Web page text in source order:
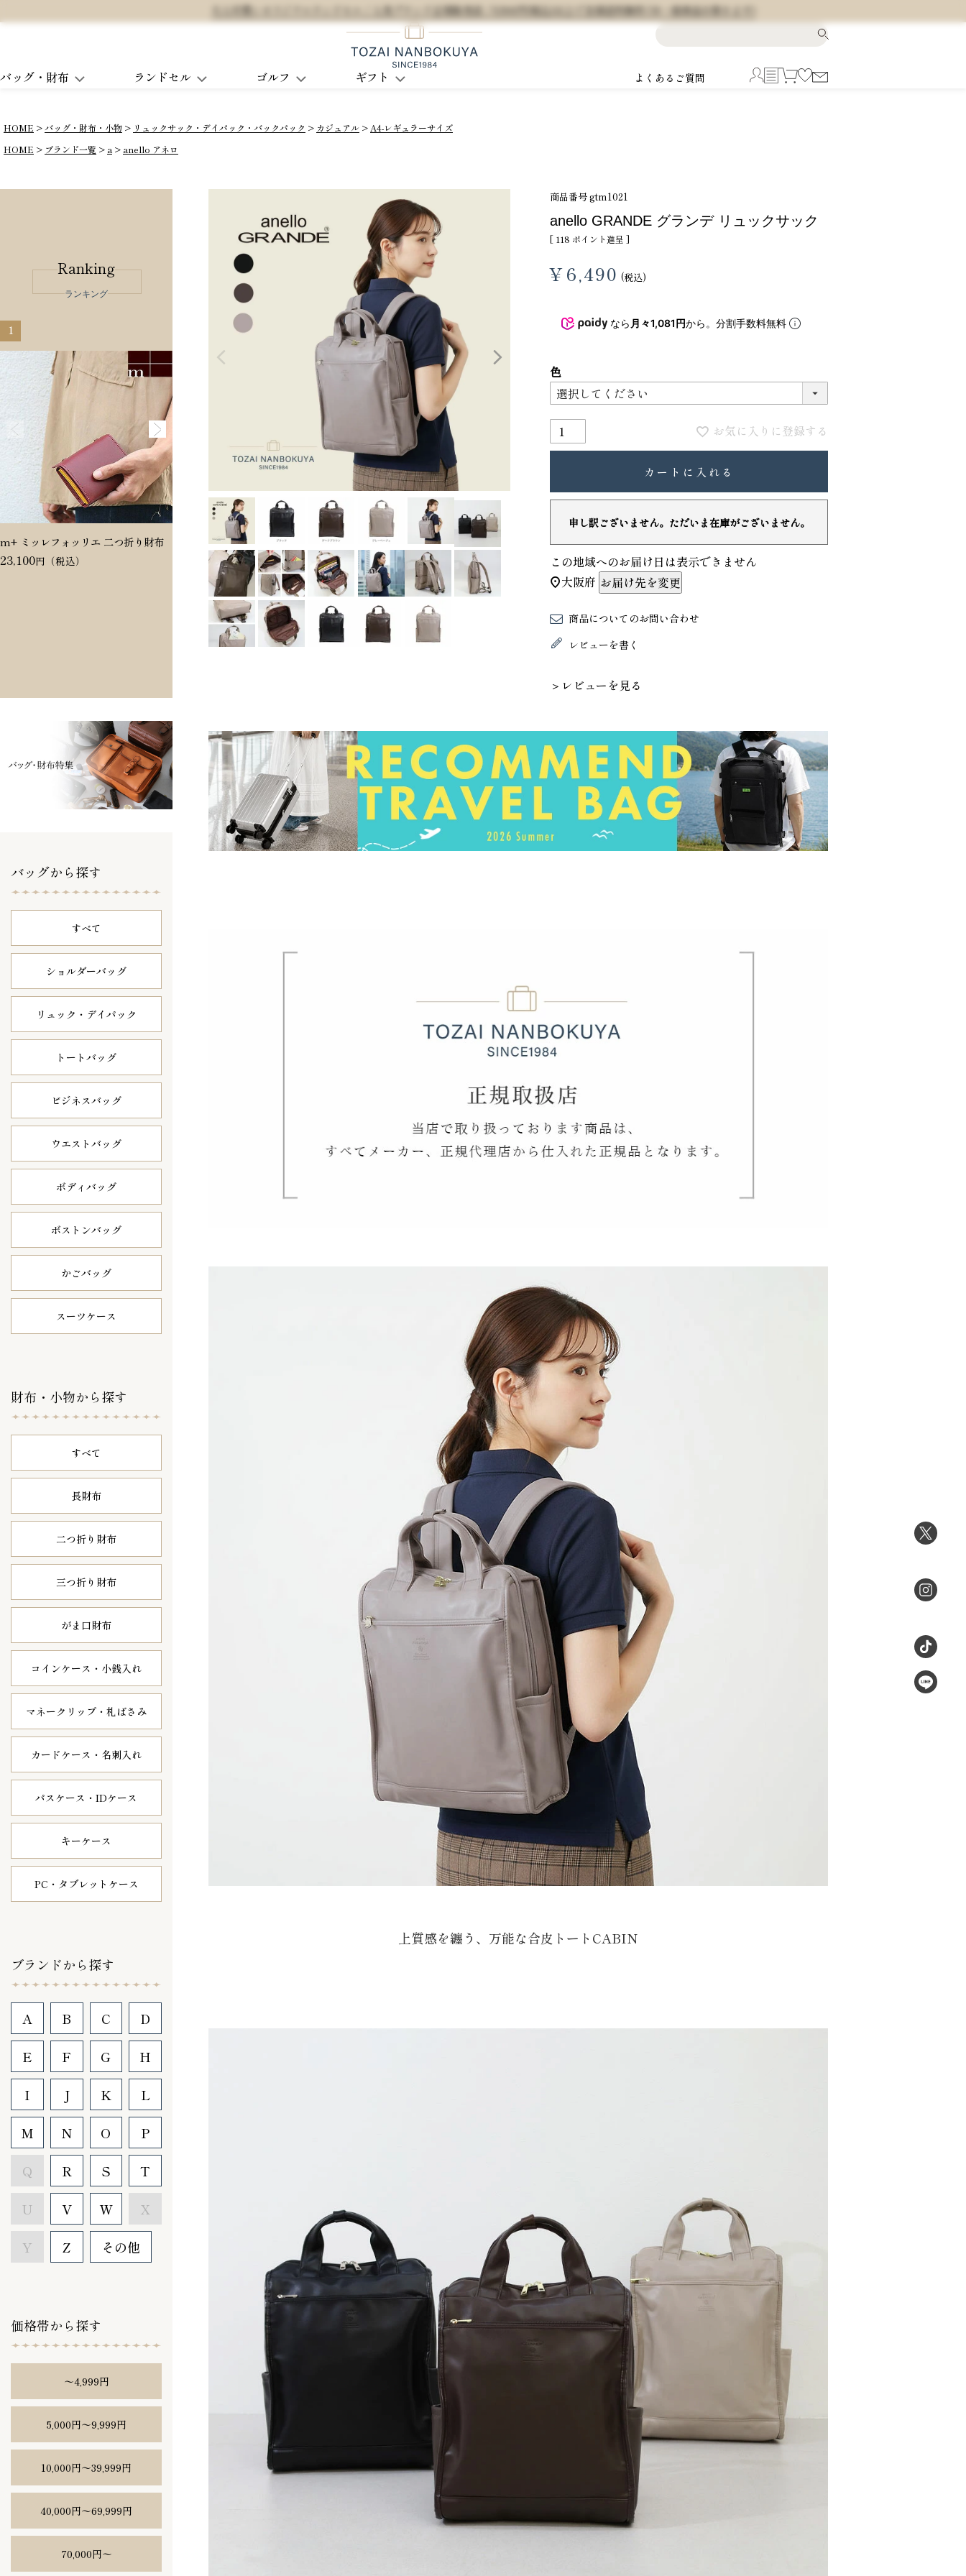
大人可愛いオリジナルランドセル / 人気ブランド正規販売店 / 5,500円(税込)以上で全国送料無料 (※一部商品を除きます)
バッグ・財布 ランドセル ゴルフ ギフト よくあるご質問
HOME バッグ・財布・小物 リュックサック・デイパック・バックパック カジュアル
A4-レギュラーサイズ
HOME
ブランド一覧 a anello アネロ
Ranking
ランキング
1
m+ ミッレフォッリエ 二つ折り財布
23,100
Dakota ヴィタミーナ 二つ折り財布
20,350
3
PORTER ポーター ウィロー ウエス
トバッグ
25,300
GRIMM LAB アルファベット スエ
8,800
5
VIOLAdORO TRERO トレロ トー
トバッグ
バッグから探す
すべて
ショルダーバッグ
リュック・ デイパック
トートバッグ
ビジネスバッグ
ウエストバッグ
ボディバッグ
ボストンバッグ
かごバッグ
スーツケース
財布・小物から探す
すべて
長財布
二つ折り財布
三つ折り財布
がま口財布
コインケース・ 小銭入れ
マネークリップ・ 札ばさみ
カードケース・ 名刺入れ
パスケース・ IDケース
キーケース
PC・タブレット ケース
ブランドから探す
A B C D
E F G H
I J K L
M N O P
Q R S T
U V W X
Y Z その他
価格帯から探す
〜4,999円
5,000円〜9,999円
10,000円〜39,999円
40,000円〜69,999円
70,000円〜
商品番号gtm1021
anello GRANDE グランデ リュックサック
[ 118 ポイント進呈 ]
¥6,490 税込
なら 月々1,081円から。分割手数料無料
色
お気に入りに登録する
カートに入れる
申し訳ございません。ただいま在庫がございません。
この地域へのお届け日は表示できません
大阪府 お届け先を変更
商品についてのお問い合わせ
レビューを書く
＞レビューを見る
上質感を纏う、万能な合皮トートCABIN